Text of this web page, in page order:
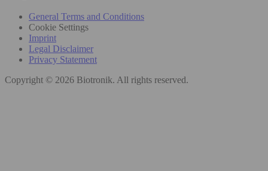
General Terms and Conditions
Cookie Settings
Imprint
Legal Disclaimer
Privacy Statement
Copyright © 2026 Biotronik. All rights reserved.